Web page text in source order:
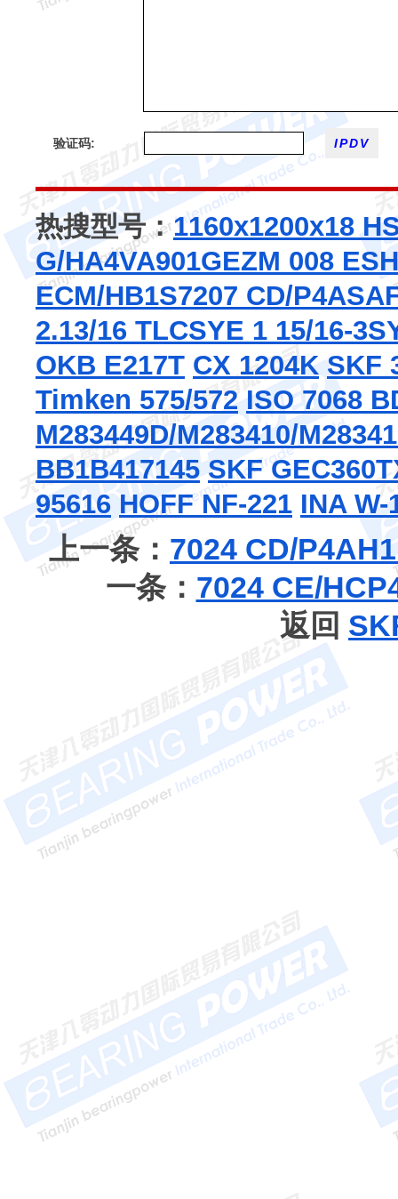
验证码:
热搜型号：1160x1200x18
G/HA4VA901GEZM 008 ES
ECM/HB1S7207 CD/P4A
2.13/16 TLCSYE 1 15/16-3
OKB E217T CX 1204K SKF
Timken 575/572 ISO 7068
M283449D/M283410/
BB1B417145 SKF
95616 HOFF NF-221 INA W-
上一条： 7024 CD/
一条： 7024 CE/
返回